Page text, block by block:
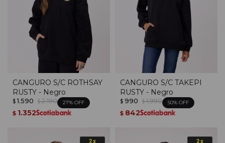
CANGURO S/C ROTHSAY
RUSTY - Negro
$ 1.590 $ 2.190 27
$ 1.352
CANGURO S/C TAKEPI
RUSTY - Negro
$ 990 $ 1.990 50
$ 842